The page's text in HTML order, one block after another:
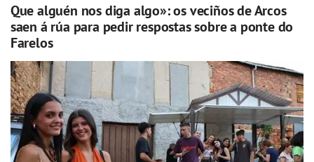
Que alguén nos diga algo»: os veciños de Arcos
saen á rúa para pedir respostas sobre a ponte do
Farelos